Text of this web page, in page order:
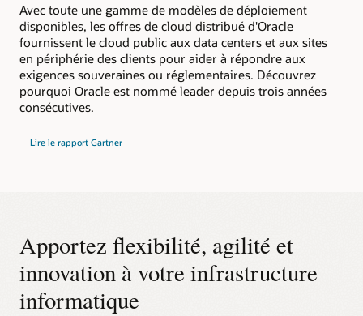
Avec toute une gamme de modèles de déploiement
disponibles, les offres de cloud distribué d'Oracle
fournissent le cloud public aux data centers et aux sites
en périphérie des clients pour aider à répondre aux
exigences souveraines ou réglementaires. Découvrez
pourquoi Oracle est nommé leader depuis trois années
consécutives.
Lire le rapport Gartner
hybrides
distribuées
Apportez flexibilité, agilité et
innovation à votre infrastructure
informatique